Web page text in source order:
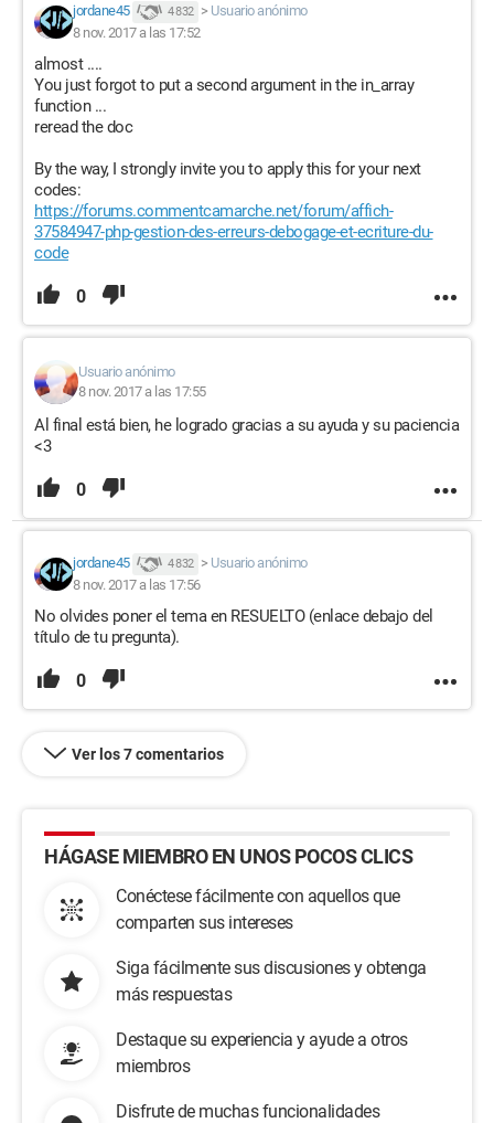
jordane45 4 832 > Usuario anónimo
8 nov. 2017 a las 17:52
almost ....
You just forgot to put a second argument in the in_array
function ...
reread the doc
By the way, I strongly invite you to apply this for your next
codes:
https://forums.commentcamarche.net/forum/affich-
37584947-php-gestion-des-erreurs-debogage-et-ecriture-du-
code
0
Usuario anónimo
8 nov. 2017 a las 17:55
Al final está bien, he logrado gracias a su ayuda y su paciencia
<3
0
jordane45 4 832 > Usuario anónimo
8 nov. 2017 a las 17:56
No olvides poner el tema en RESUELTO (enlace debajo del
título de tu pregunta).
0
Ver los 7 comentarios
HÁGASE MIEMBRO EN UNOS POCOS CLICS
Conéctese fácilmente con aquellos que
comparten sus intereses
Siga fácilmente sus discusiones y obtenga
más respuestas
Destaque su experiencia y ayude a otros
miembros
Disfrute de muchas funcionalidades